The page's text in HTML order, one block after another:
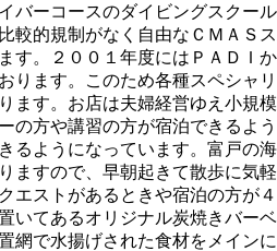
バーコースのダイビングスクール
較的規制がなく自由なＣＭＡＳス
す。２００１年度にはＰＡＤＩか
ります。このため各種スペシャリ
ます。お店は夫婦経営ゆえ小規模
の方や講習の方が宿泊できるよう
るようになっています。富戸の海
ますので、早朝起きて散歩に気軽
エストがあるときや宿泊の方が４
いてあるオリジナル炭焼きバーベ
網で水揚げされた食材をメインに